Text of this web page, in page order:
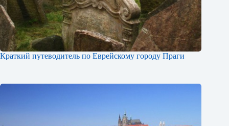
Краткий путеводитель по Еврейскому городу Праги